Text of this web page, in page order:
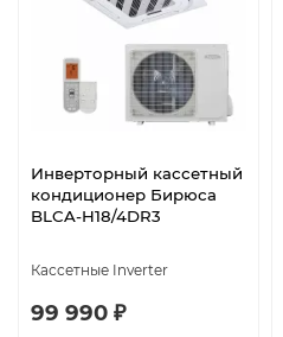
Инверторный кассетный
кондиционер Бирюса
BLCA-H18/4DR3
Кассетные Inverter
99 990 ₽